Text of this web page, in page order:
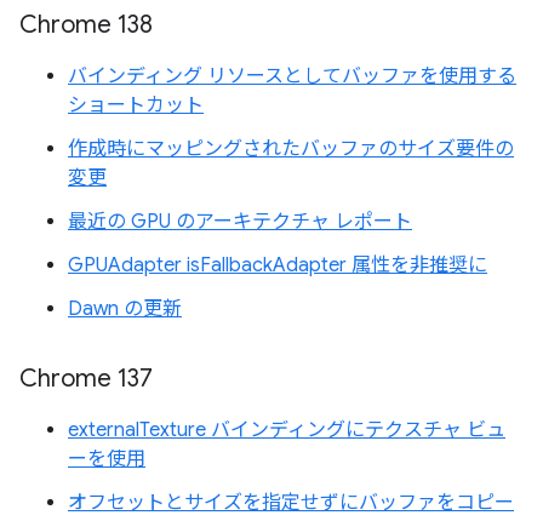
Chrome 138
バインディング リソースとしてバッファを使用する
ショートカット
作成時にマッピングされたバッファのサイズ要件の
変更
最近の GPU のアーキテクチャ レポート
GPUAdapter isFallbackAdapter 属性を非推奨に
Dawn の更新
Chrome 137
externalTexture バインディングにテクスチャ ビュ
ーを使用
オフセットとサイズを指定せずにバッファをコピー